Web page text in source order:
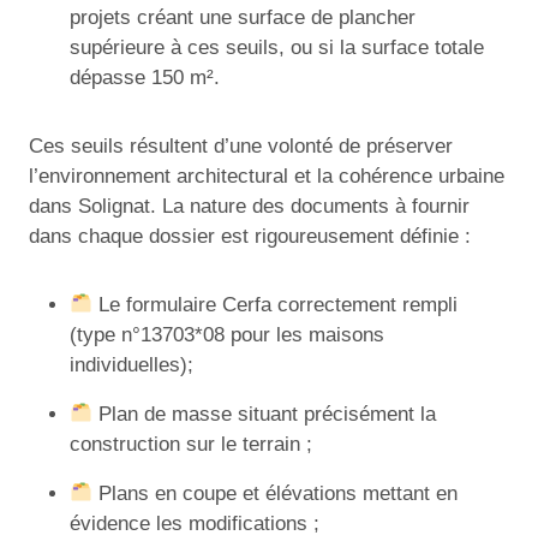
projets créant une surface de plancher
supérieure à ces seuils, ou si la surface totale
dépasse 150 m².
Ces seuils résultent d’une volonté de préserver
l’environnement architectural et la cohérence urbaine
dans Solignat. La nature des documents à fournir
dans chaque dossier est rigoureusement définie :
Le formulaire Cerfa correctement rempli
(type n°13703*08 pour les maisons
individuelles);
Plan de masse situant précisément la
construction sur le terrain ;
Plans en coupe et élévations mettant en
évidence les modifications ;